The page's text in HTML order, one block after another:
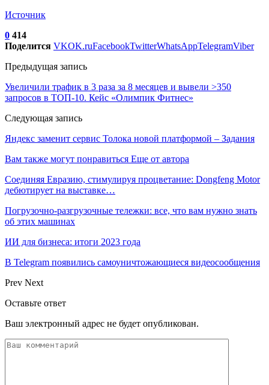
Источник
0 414
Поделится VKOK.ruFacebookTwitterWhatsAppTelegramViber
Предыдущая запись
Увеличили трафик в 3 раза за 8 месяцев и вывели >350
запросов в ТОП-10. Кейс «Олимпик Фитнес»
Следующая запись
Яндекс заменит сервис Толока новой платформой – Задания
Вам также могут понравиться Еще от автора
Соединяя Евразию, стимулируя процветание: Dongfeng Motor
дебютирует на выставке…
Погрузочно-разгрузочные тележки: все, что вам нужно знать
об этих машинах
ИИ для бизнеса: итоги 2023 года
В Telegram появились самоуничтожающиеся видеосообщения
Prev Next
Оставьте ответ
Ваш электронный адрес не будет опубликован.